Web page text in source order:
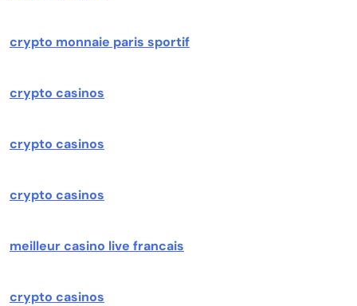
crypto monnaie paris sportif
crypto casinos
crypto casinos
crypto casinos
meilleur casino live francais
crypto casinos